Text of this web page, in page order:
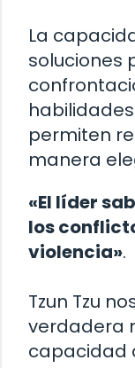
La
soluciones
permiten
manera
«El líder
los
violencia».
Tzun Tzu
verdadera
capacidad